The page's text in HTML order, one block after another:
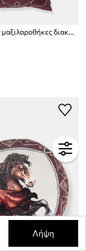
Medicine Σετ μαξιλαροθήκες διακοσμητικές
Λήψη